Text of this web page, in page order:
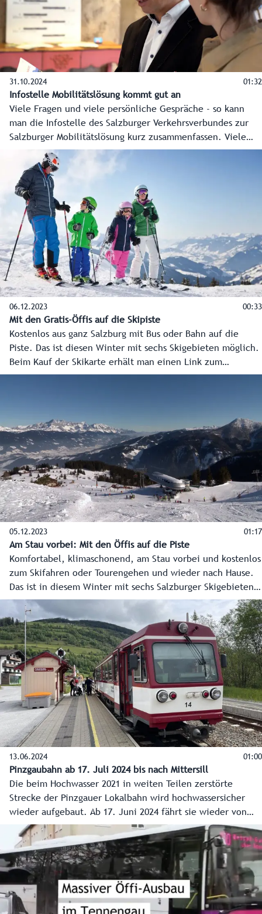
31.10.2024 01:32
Infostelle Mobilitätslösung kommt gut an
Viele Fragen und viele persönliche Gespräche - so kann
man die Infostelle des Salzburger Verkehrsverbundes zur
Salzburger Mobilitätslösung kurz zusammenfassen. Viele
haben dieses Angebot genutzt.
06.12.2023 00:33
Mit den Gratis-Öffis auf die Skipiste
Kostenlos aus ganz Salzburg mit Bus oder Bahn auf die
Piste. Das ist diesen Winter mit sechs Skigebieten möglich.
Beim Kauf der Skikarte erhält man einen Link zum
kostenlosen Öffi-Ticket.
05.12.2023 01:17
Am Stau vorbei: Mit den Öffis auf die Piste
Komfortabel, klimaschonend, am Stau vorbei und kostenlos
zum Skifahren oder Tourengehen und wieder nach Hause.
Das ist in diesem Winter mit sechs Salzburger Skigebieten
möglich. Ohne Mehrkosten kann man zu den Tickets die
An- und Abreise mit allen öffentlichen Verkehrsmitteln im
Bundesland Salzburg buchen.
13.06.2024 01:00
Pinzgaubahn ab 17. Juli 2024 bis nach Mittersill
Die beim Hochwasser 2021 in weiten Teilen zerstörte
Strecke der Pinzgauer Lokalbahn wird hochwassersicher
wieder aufgebaut. Ab 17. Juni 2024 fährt sie wieder von
Zell am See bis nach Mittersill, mit längeren
Betriebszeiten. 2025 wird weiter bis Hollersbach gebaut,
danach bis nach Krimml.